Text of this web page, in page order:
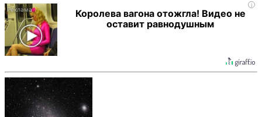
i
Королева вагона отожгла! Видео не
оставит равнодушным